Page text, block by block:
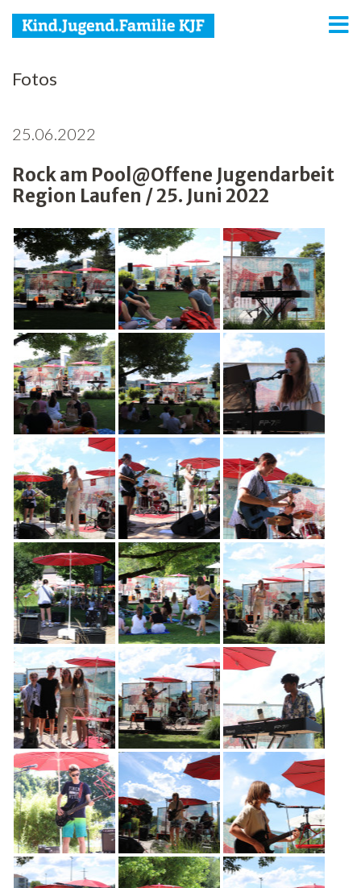
KJF
Jugend
Familie
Agenda
Netzwerk
Spenden
Jobs
Freiwilligenarbeit
News
Newsletter
Fotos
25.06.2022
Rock am Pool@Offene Jugendarbeit
Region Laufen / 25. Juni 2022